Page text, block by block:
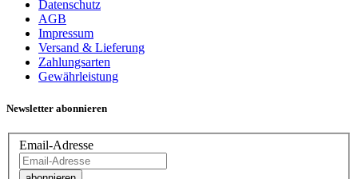
Datenschutz
AGB
Impressum
Versand & Lieferung
Zahlungsarten
Gewährleistung
Newsletter abonnieren
Email-Adresse